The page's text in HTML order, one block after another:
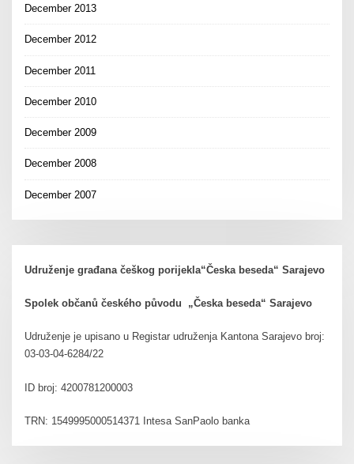
December 2013
December 2012
December 2011
December 2010
December 2009
December 2008
December 2007
Udruženje građana češkog porijekla“Česka beseda“ Sarajevo
Spolek občanů českého původu „Česka beseda“ Sarajevo
Udruženje je upisano u Registar udruženja Kantona Sarajevo broj:
03-03-04-6284/22
ID broj: 4200781200003
TRN: 1549995000514371 Intesa SanPaolo banka